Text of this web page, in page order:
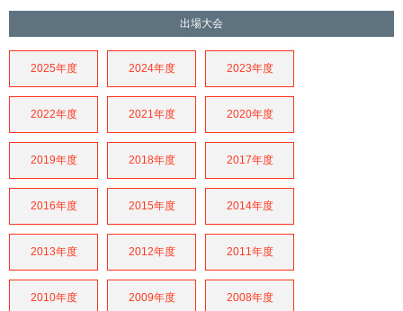
出場大会
2025年度 2024年度 2023年度
2022年度 2021年度 2020年度
2019年度 2018年度 2017年度
2016年度 2015年度 2014年度
2013年度 2012年度 2011年度
2010年度 2009年度 2008年度